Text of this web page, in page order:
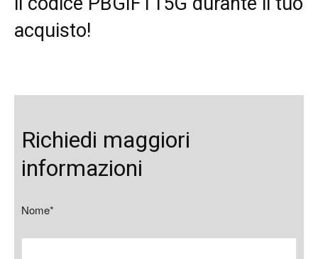
acquisto!
Richiedi maggiori
informazioni
Nome*